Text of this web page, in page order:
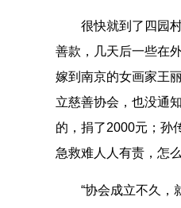
很快就到了四园村
善款，几天后一些在
嫁到南京的女画家王
立慈善协会，也没通
的，捐了2000元；孙
急救难人人有责，怎
“协会成立不久，就